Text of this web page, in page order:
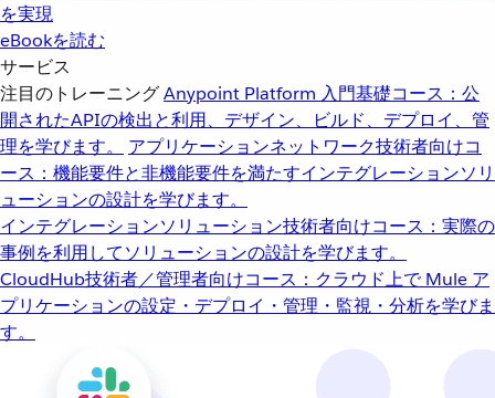
を実現
eBookを読む
サービス
注目のトレーニングAnypoint Platform 入門基礎コース：公
開されたAPIの検出と利用、デザイン、ビルド、デプロイ、管
理を学びます。
アプリケーションネットワーク技術者向けコ
ース：機能要件と非機能要件を満たすインテグレーションソリ
ューションの設計を学びます。
インテグレーションソリューション技術者向けコース：実際の
事例を利用してソリューションの設計を学びます。
CloudHub技術者／管理者向けコース：クラウド上で Mule ア
プリケーションの設定・デプロイ・管理・監視・分析を学びま
す。